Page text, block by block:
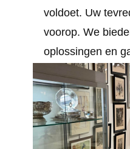
voldoet. Uw
voorop. We
oplossingen en